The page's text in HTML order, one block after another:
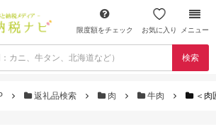
限度額をチェック お気に入り メニュー
検索
返礼品検索 肉 牛肉 ＜